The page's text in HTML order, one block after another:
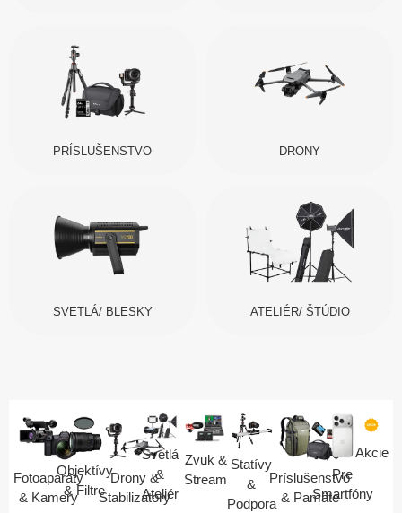
PRÍSLUŠENSTVO DRONY
SVETLÁ/ BLESKY ATELIÉR/ ŠTÚDIO
Fotoaparáty
& Kamery
Objektívy
& Filtre
Drony &
Stabilizátory
Svetlá
&
Ateliér
Zvuk &
Stream
Statívy
&
Podpora
Príslušenstvo
& Pamäte
Pre
Smartfóny
Akcie